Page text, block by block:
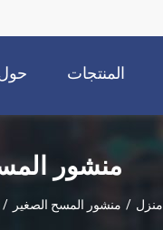
حول المنتجات
منشور
منزل / منشور المسح الصغير /